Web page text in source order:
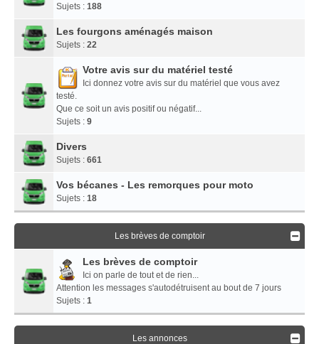
Sujets : 188
Les fourgons aménagés maison
Sujets : 22
Votre avis sur du matériel testé
Ici donnez votre avis sur du matériel que vous avez
testé.
Que ce soit un avis positif ou négatif...
Sujets : 9
Divers
Sujets : 661
Vos bécanes - Les remorques pour moto
Sujets : 18
Les brèves de comptoir
Les brèves de comptoir
Ici on parle de tout et de rien...
Attention les messages s'autodétruisent au bout de 7 jours
Sujets : 1
Les annonces